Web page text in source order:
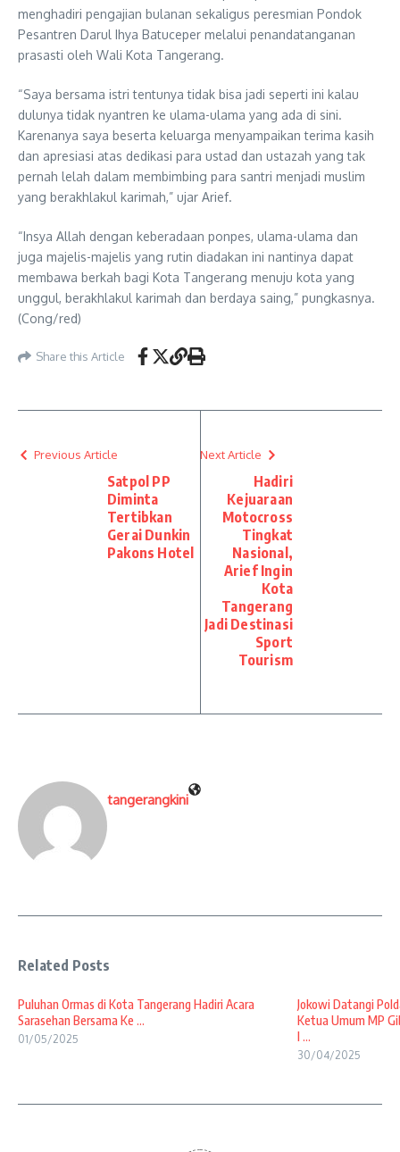
menghadiri pengajian bulanan sekaligus peresmian Pondok
Pesantren Darul Ihya Batuceper melalui penandatanganan
prasasti oleh Wali Kota Tangerang.
“Saya bersama istri tentunya tidak bisa jadi seperti ini kalau
dulunya tidak nyantren ke ulama-ulama yang ada di sini.
Karenanya saya beserta keluarga menyampaikan terima kasih
dan apresiasi atas dedikasi para ustad dan ustazah yang tak
pernah lelah dalam membimbing para santri menjadi muslim
yang berakhlakul karimah,” ujar Arief.
“Insya Allah dengan keberadaan ponpes, ulama-ulama dan
juga majelis-majelis yang rutin diadakan ini nantinya dapat
membawa berkah bagi Kota Tangerang menuju kota yang
unggul, berakhlakul karimah dan berdaya saing,” pungkasnya.
(Cong/red)
Share this Article
Previous Article
Satpol PP
Diminta
Tertibkan
Gerai Dunkin
Pakons Hotel
Next Article
Hadiri
Kejuaraan
Motocross
Tingkat
Nasional,
Arief Ingin
Kota
Tangerang
Jadi Destinasi
Sport
Tourism
tangerangkini
Related Posts
Puluhan Ormas di Kota Tangerang Hadiri Acara
Sarasehan Bersama Ke ...
01/05/2025
Jokowi Datangi
Ketua Umum MP
I ...
30/04/2025